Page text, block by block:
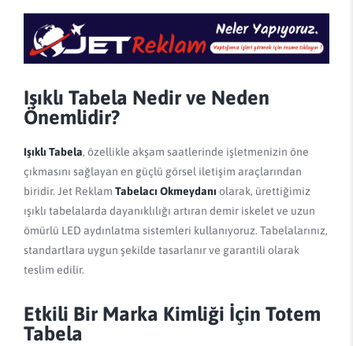
Işıklı Tabela Nedir ve Neden
Önemlidir?
Işıklı Tabela, özellikle akşam saatlerinde işletmenizin öne
çıkmasını sağlayan en güçlü görsel iletişim araçlarından
biridir. Jet Reklam Tabelacı Okmeydanı olarak, ürettiğimiz
ışıklı tabelalarda dayanıklılığı artıran demir iskelet ve uzun
ömürlü LED aydınlatma sistemleri kullanıyoruz. Tabelalarınız,
standartlara uygun şekilde tasarlanır ve garantili olarak
teslim edilir.
Etkili Bir Marka Kimliği İçin Totem
Tabela